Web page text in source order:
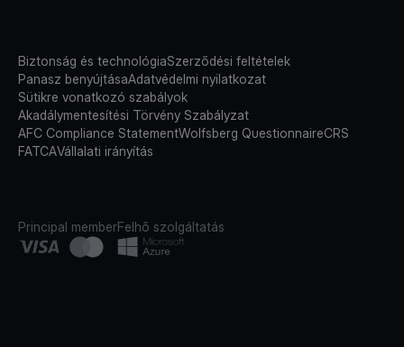
Biztonság és technológiaSzerződési feltételek
Panasz benyújtásaAdatvédelmi nyilatkozat
Sütikre vonatkozó szabályok
Akadálymentesítési Törvény Szabályzat
AFC Compliance StatementWolfsberg QuestionnaireCRS
FATCAVállalati irányítás
Principal memberFelhő szolgáltatás